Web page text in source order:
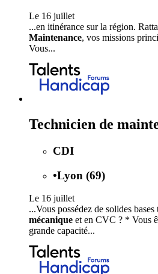
Le 16 juillet
...en itinérance sur la région.
Maintenance, vos missions
Vous...
Technicien de
CDI
•Lyon (69)
Le 16 juillet
...Vous possédez de solides
mécanique et en CVC ? * Vous
grande capacité...